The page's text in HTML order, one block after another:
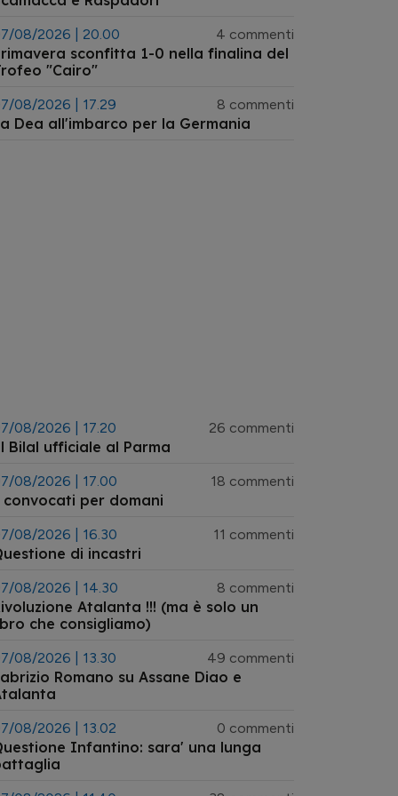
08/2026 | 20.00 4 commenti
sconfitta 1-0 nella finalina del
"Cairo"
08/2026 | 17.29 8 commenti
Dea all'imbarco per la Germania
08/2026 | 17.20 26 commenti
Bilal ufficiale al Parma
08/2026 | 17.00 18 commenti
per domani
08/2026 | 16.30 11 commenti
di incastri
08/2026 | 14.30 8 commenti
Atalanta !!! (ma è solo un
che consigliamo)
08/2026 | 13.30 49 commenti
Romano su Assane Diao e
08/2026 | 13.02 0 commenti
Infantino: sara' una lunga